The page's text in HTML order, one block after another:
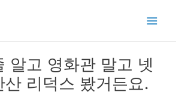
알고 영화관 말고 넷
산 리덕스 봤거든요.